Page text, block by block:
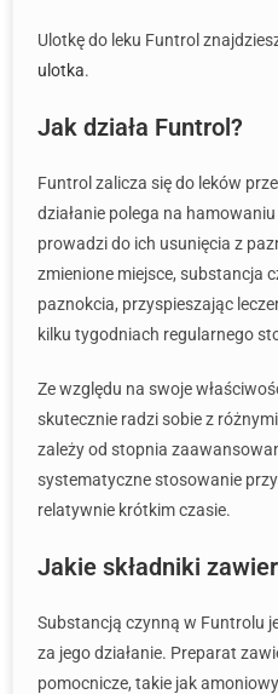
Ulotkę do leku Funtrol
ulotka.
Jak działa Funtrol?
Funtrol zalicza się do leków
działanie polega na
prowadzi do ich usunięcia z
zmienione miejsce, substancja
paznokcia, przyspieszając
kilku tygodniach regularnego
Ze względu na swoje
skutecznie radzi sobie z
zależy od stopnia
systematyczne stosowanie
relatywnie krótkim czasie.
Jakie składniki
Substancją czynną w Funtrolu
za jego działanie. Preparat
pomocnicze, takie jak